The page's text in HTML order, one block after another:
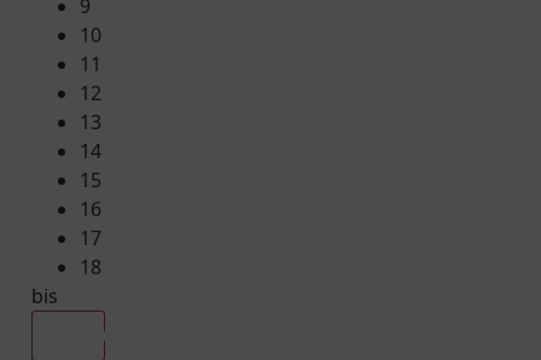
9
10
11
12
13
14
15
16
17
18
bis